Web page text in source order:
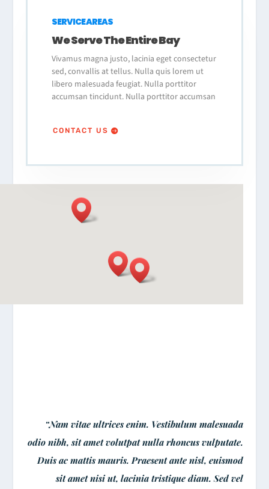
SERVICE AREAS
We Serve The Entire Bay
Vivamus magna justo, lacinia eget consectetur
sed, convallis at tellus. Nulla quis lorem ut
libero malesuada feugiat. Nulla porttitor
accumsan tincidunt. Nulla porttitor accumsan
CONTACT US
“Nam vitae ultrices enim. Vestibulum malesuada
odio nibh, sit amet volutpat nulla rhoncus vulputate.
Duis ac mattis mauris. Praesent ante nisl, euismod
sit amet nisi ut, lacinia tristique diam. Sed vel